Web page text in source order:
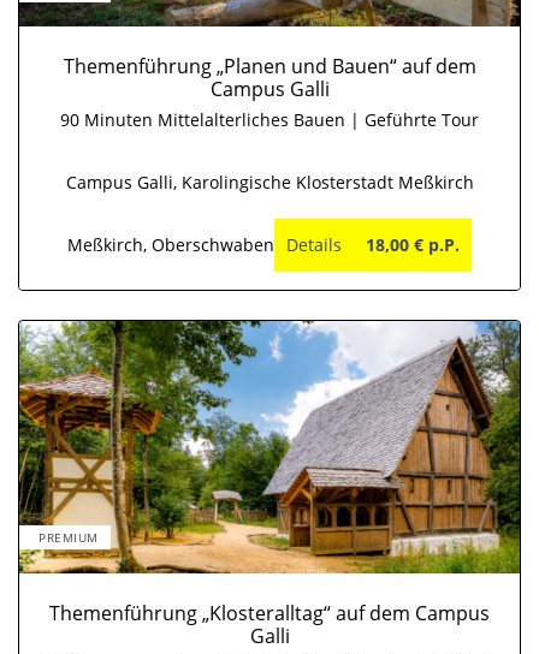
Themenführung „Planen und Bauen“ auf dem
Campus Galli
90 Minuten Mittelalterliches Bauen | Geführte Tour
Campus Galli, Karolingische Klosterstadt Meßkirch
Meßkirch, Oberschwaben Details 18,00 € p.P.
PREMIUM
Themenführung „Klosteralltag“ auf dem Campus
Galli